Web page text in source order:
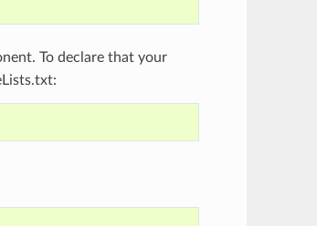
To declare that your